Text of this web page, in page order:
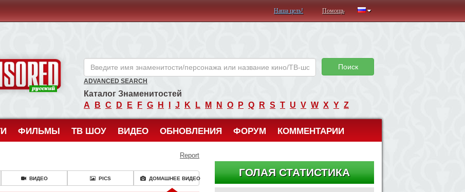
Наша цель! Помощь
Поиск
ADVANCED SEARCH
Каталог Знаменитостей
A
B C D E F G H J K L M N O P Q R S T U V W X Y Z
ФИЛЬМЫ ТВ ШОУ ВИДЕО ОБНОВЛЕНИЯ ФОРУМ КОММЕНТАРИИ
Report
ВИДЕО PICS ДОМАШНЕЕ ВИДЕО
ГОЛАЯ СТАТИСТИКА